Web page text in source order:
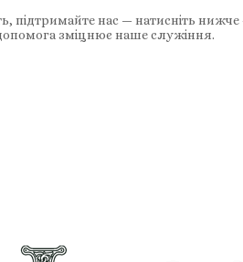
підтримайте нас — натисніть нижче
зміцнює наше служіння.